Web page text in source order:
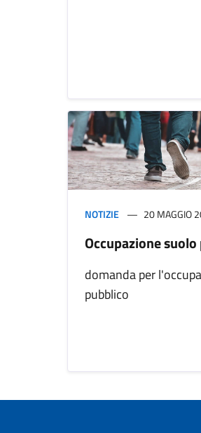
NOTIZIE 20 MAGGIO
Occupazione
domanda per
pubblico